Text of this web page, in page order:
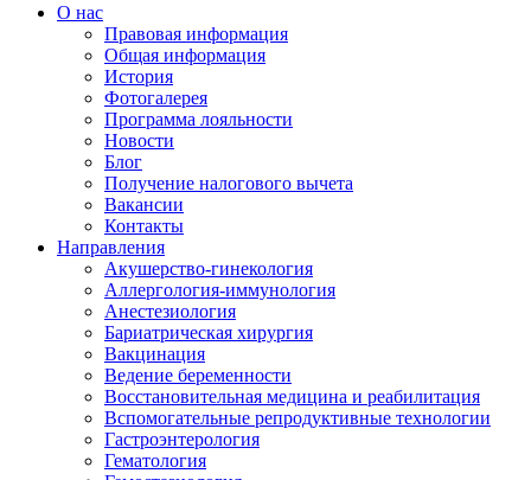
О нас
Правовая информация
Общая информация
История
Фотогалерея
Программа лояльности
Новости
Блог
Получение налогового вычета
Вакансии
Контакты
Направления
Акушерство-гинекология
Аллергология-иммунология
Анестезиология
Бариатрическая хирургия
Вакцинация
Ведение беременности
Восстановительная медицина и реабилитация
Вспомогательные репродуктивные технологии
Гастроэнтерология
Гематология